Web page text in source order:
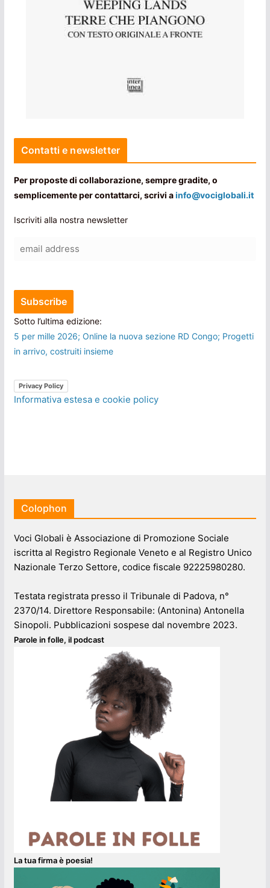
Contatti e newsletter
Per proposte di collaborazione, sempre gradite, o
semplicemente per contattarci, scrivi ainfo@vociglobali.it
Iscriviti alla nostra newsletter
Sotto l’ultima edizione:
5 per mille 2026; Online la nuova sezione RD Congo; Progetti
in arrivo, costruiti insieme
Privacy Policy
Informativa estesa e cookie policy
Colophon
Voci Globali è Associazione di Promozione Sociale
iscritta al Registro Regionale Veneto e al Registro Unico
Nazionale Terzo Settore, codice fiscale 92225980280.
Testata registrata presso il Tribunale di Padova, n°
2370/14. Direttore Responsabile: (Antonina) Antonella
Sinopoli. Pubblicazioni sospese dal novembre 2023.
Parole in folle, il podcast
La tua firma è poesia!